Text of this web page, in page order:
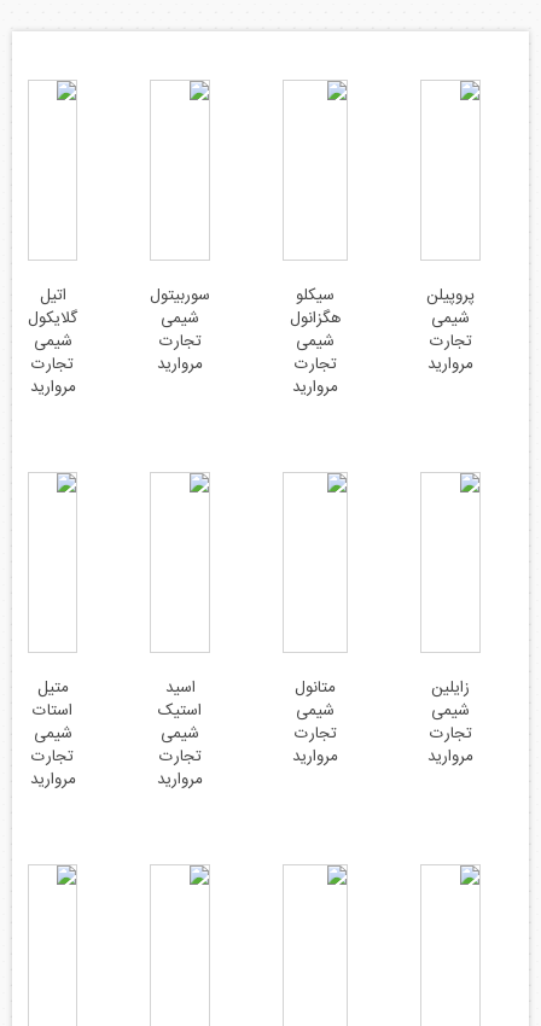
پروپیلن
شیمی
تجارت
مروارید
سیکلو
هگزانول
شیمی
تجارت
مروارید
سوربیتول
شیمی
تجارت
مروارید
اتیل
گلایکول
شیمی
تجارت
مروارید
زایلین
شیمی
تجارت
مروارید
متانول
شیمی
تجارت
مروارید
اسید
استیک
شیمی
تجارت
مروارید
متیل
استات
شیمی
تجارت
مروارید